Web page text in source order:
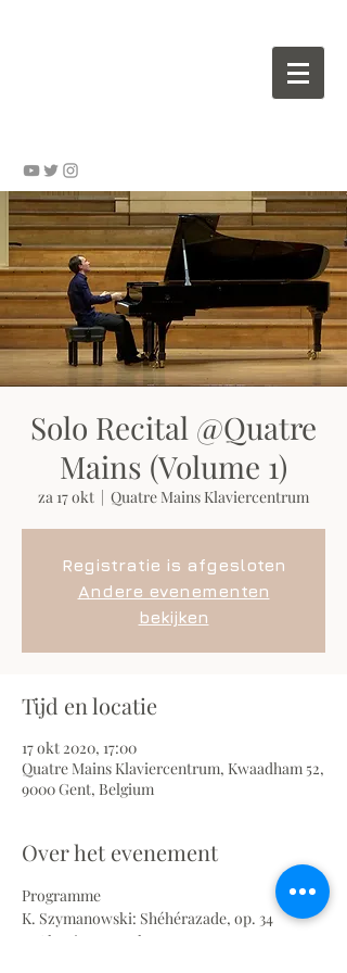
Solo Recital @Quatre
Mains (Volume 1)
za 17 okt
  |
Quatre Mains Klaviercentrum
Registratie is afgesloten
Andere evenementen
bekijken
Tijd en locatie
17 okt 2020, 17:00
Quatre Mains Klaviercentrum, Kwaadham 52,
9000 Gent, Belgium
Over het evenement
Programme
K. Szymanowski: Shéhérazade, op. 34
F. Chopin: Mazurkas, op. 59